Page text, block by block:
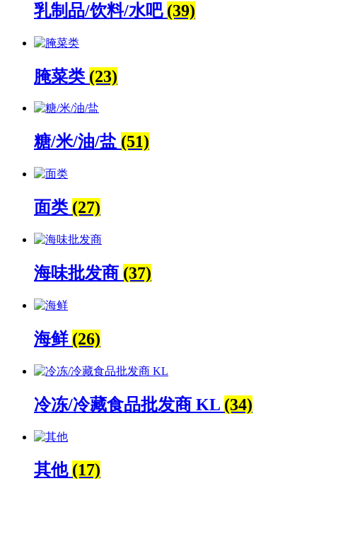
乳制品/饮料/水吧 (39)
腌菜类 (23)
糖/米/油/盐 (51)
面类 (27)
海味批发商 (37)
海鲜 (26)
冷冻/冷藏食品批发商 KL (34)
其他 (17)